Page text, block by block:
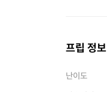
프립 정보
난이도